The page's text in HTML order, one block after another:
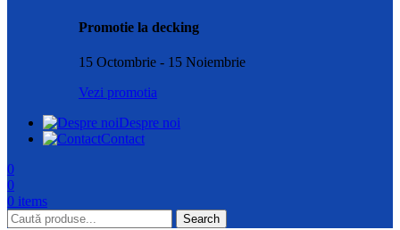
Promotie la decking
15 Octombrie - 15 Noiembrie
Vezi promotia
Despre noi
Contact
0
0
0 items
Search